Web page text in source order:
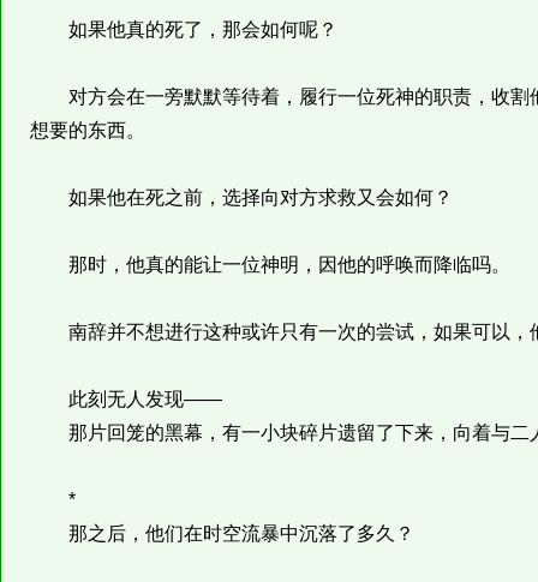
如果他真的死了，那会如何呢？
对方会在一旁默默等待着，履行一位死神的职责，收割
想要的东西。
如果他在死之前，选择向对方求救又会如何？
那时，他真的能让一位神明，因他的呼唤而降临吗。
南辞并不想进行这种或许只有一次的尝试，如果可以，
此刻无人发现——
那片回笼的黑幕，有一小块碎片遗留了下来，向着与
*
那之后，他们在时空流暴中沉落了多久？